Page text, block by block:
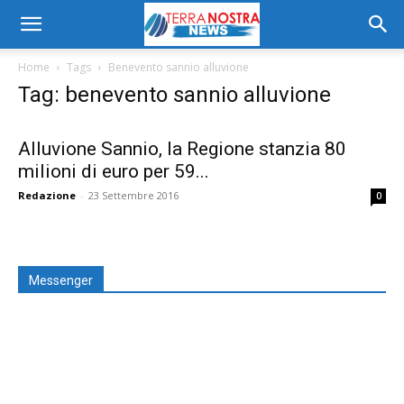
Home Tags Benevento sannio alluvione
Tag: benevento sannio alluvione
Alluvione Sannio, la Regione stanzia 80
milioni di euro per 59...
Redazione - 23 Settembre 2016 0
Messenger